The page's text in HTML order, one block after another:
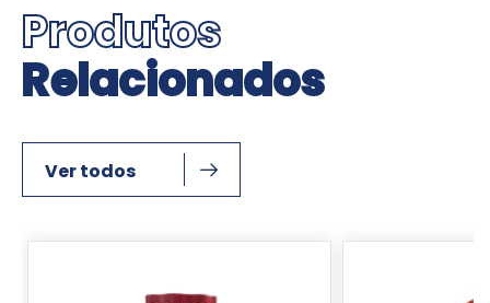
Produtos
Relacionados
Ver todos